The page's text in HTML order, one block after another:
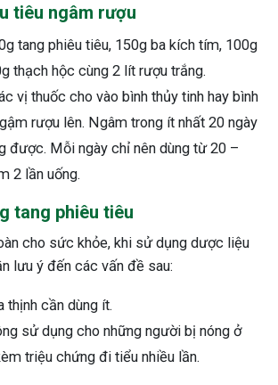
tiêu ngâm rượu
tang phiêu tiêu, 150g ba kích tím, 100g
thạch hộc cùng 2 lít rượu trắng.
vị thuốc cho vào bình thủy tinh hay bình
rượu lên. Ngâm trong ít nhất 20 ngày
được. Mỗi ngày chỉ nên dùng từ 20 –
2 lần uống.
tang phiêu tiêu
cho sức khỏe, khi sử dụng dược liệu
lưu ý đến các vấn đề sau:
thịnh cần dùng ít.
sử dụng cho những người bị nóng ở
triệu chứng đi tiểu nhiều lần.